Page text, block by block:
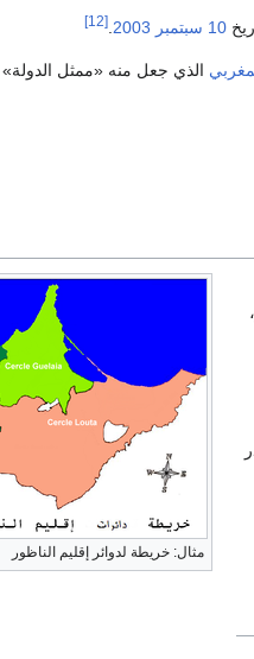
10 سبتمبر 2003
[12]
الذي جعل منه «ممثل
مثال: خريطة لدوائر إقليم الناظور